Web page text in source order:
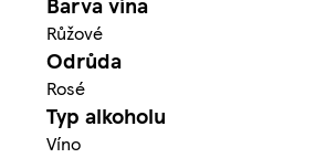
Růžové
Odrůda
Rosé
Typ alkoholu
Víno